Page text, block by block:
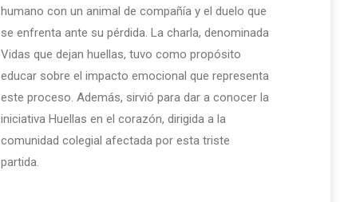
humano con un animal de compañía y el duelo que
se enfrenta ante su pérdida. La charla, denominada
Vidas que dejan huellas, tuvo como propósito
educar sobre el impacto emocional que representa
este proceso. Además, sirvió para dar a conocer la
iniciativa Huellas en el corazón, dirigida a la
comunidad colegial afectada por esta triste
partida.